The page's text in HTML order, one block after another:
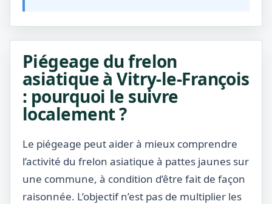
Piégeage du frelon
asiatique à Vitry-le-François
: pourquoi le suivre
localement ?
Le piégeage peut aider à mieux comprendre
l’activité du frelon asiatique à pattes jaunes sur
une commune, à condition d’être fait de façon
raisonnée. L’objectif n’est pas de multiplier les